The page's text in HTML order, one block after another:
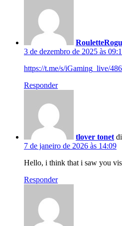
3 de dezembro de 2025 às
https://t.me/s/iGaming_live/
Responder
tlover tonet
7 de janeiro de 2026 às 14:09
Hello, i think that i saw you
Responder